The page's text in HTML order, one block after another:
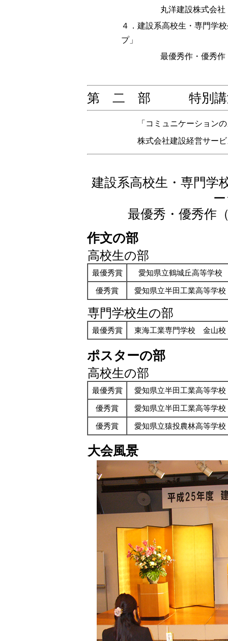
丸洋建設株式会
４．建設系高校生・専門学
プ」
最優秀作・優秀
第 二 部 特別講演
「コミュニケーション
株式会社建設経営サ
建設系高校生・専門学
最優秀・優秀作
作文の部
高校生の部
最優秀賞 愛知県立鶴城丘高等学校
優秀賞 愛知県立半田工業高等学校
専門学校生の部
最優秀賞 東海工業専門学校 金山校
ポスターの部
高校生の部
最優秀賞 愛知県立半田工業高等学校
優秀賞 愛知県立半田工業高等学校
優秀賞 愛知県立猿投農林高等学校
大会風景